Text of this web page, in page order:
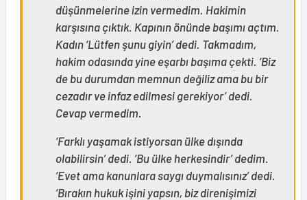
düşünmelerine izin vermedim. Hakimin
karşısına çıktık. Kapının önünde başımı açtım.
Kadın ‘Lütfen şunu giyin’ dedi. Takmadım,
hakim odasında yine eşarbı başıma çekti. ‘Biz
de bu durumdan memnun değiliz ama bu bir
cezadır ve infaz edilmesi gerekiyor’ dedi.
Cevap vermedim.
‘Farklı yaşamak istiyorsan ülke dışında
olabilirsin’ dedi. ‘Bu ülke herkesindir’ dedim.
‘Evet ama kanunlara saygı duymalısınız’ dedi.
‘Bırakın hukuk işini yapsın, biz direnişimizi